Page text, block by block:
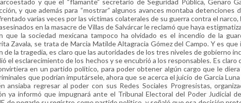
y que el “flamante” secretario de Seguridad Pública, Genaro
y que además para “mostrar” algunos avances montaba detenciones
varias veces por las víctimas colaterales de su guerra contra el narco,
en la masacre de Villas de Salvárcar le reclamó que haya
que la sociedad mexicana tampoco ha olvidado es el incendio de la
Zavala, se trata de Marcia Matilde Altagracia Gómez del Campo. Y es
de la tragedia, es claro que las autoridades de los tres niveles de gobierno
el esclarecimiento de los hechos y se encubrió a los responsables. Es claro
en un partido político, para poder obtener algún cargo que le
que podrían imputársele, ahora que se acerca el juicio de García
ansiaba regresar al poder con sus Redes Sociales Progresistas,
ya informó que impugnará ante el Tribunal Electoral del Poder Judicial